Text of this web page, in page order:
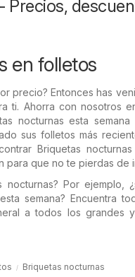
Precios,
en folletos
precio? Entonces has
ti. Ahorra con nosotros
nocturnas esta
sus folletos más
Briquetas nocturnas
que no te pierdas de
Por ejemplo,
esta semana? Encuentra
a todos los grandes
Briquetas nocturnas